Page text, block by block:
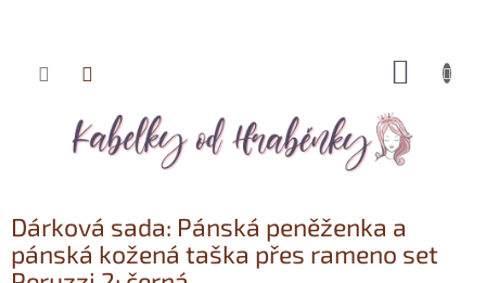
Přejít
Dárková sada: Pánská peněženka a
pánská kožená taška přes rameno set